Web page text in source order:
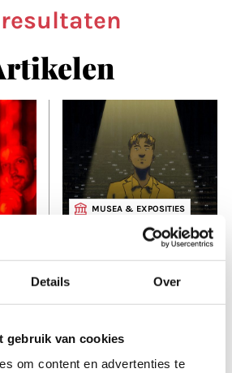
Details Over
gebruik van cookies
om content en advertenties te
MUSEA & EXPOSITIES
HKU Exposure:
Lichtpunten